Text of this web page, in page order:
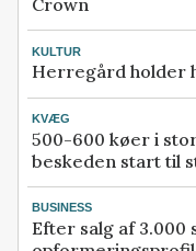
KULTUR
Herregård holder
KVÆG
500-600 køer i
beskeden start til
BUSINESS
Efter salg af 3.000